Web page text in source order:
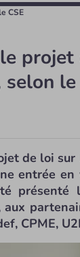
CSE
projet
de loi
entrée
CPME,